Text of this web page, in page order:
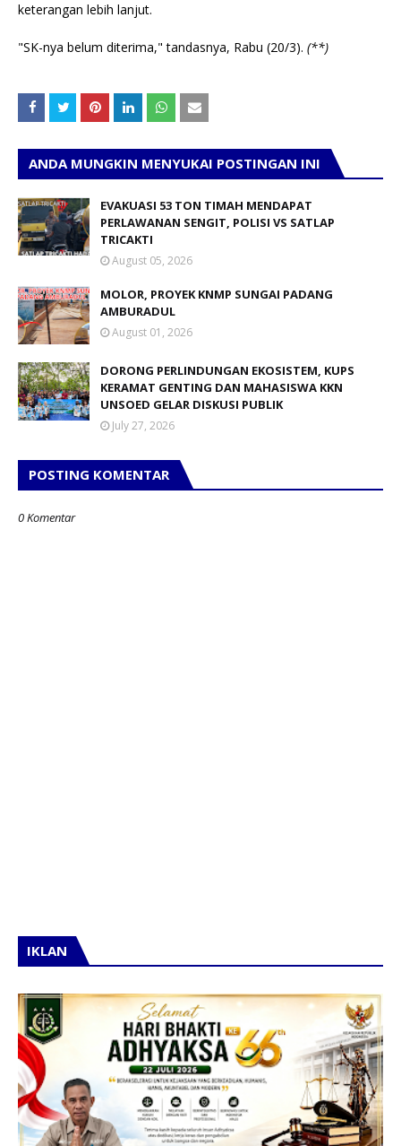
keterangan lebih lanjut.
"SK-nya belum diterima," tandasnya, Rabu (20/3). (**)
ANDA MUNGKIN MENYUKAI POSTINGAN INI
EVAKUASI 53 TON TIMAH MENDAPAT
PERLAWANAN SENGIT, POLISI VS SATLAP
TRICAKTI
August 05, 2026
MOLOR, PROYEK KNMP SUNGAI PADANG
AMBURADUL
August 01, 2026
DORONG PERLINDUNGAN EKOSISTEM, KUPS
KERAMAT GENTING DAN MAHASISWA KKN
UNSOED GELAR DISKUSI PUBLIK
July 27, 2026
POSTING KOMENTAR
0 Komentar
IKLAN